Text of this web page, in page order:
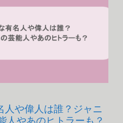
人や偉人は誰？ジャニ
人やあのヒトラーも？